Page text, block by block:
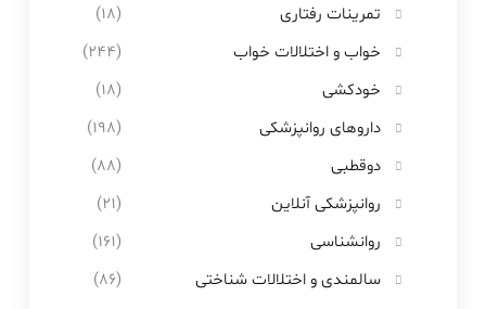
تمرینات رفتاری
(18)
خواب و اختلالات خواب
(244)
خودکشی
(18)
داروهای روانپزشکی
(198)
دوقطبی
(88)
روانپزشکی آنلاین
(21)
روانشناسی
(161)
سالمندی و اختلالات شناختی
(86)